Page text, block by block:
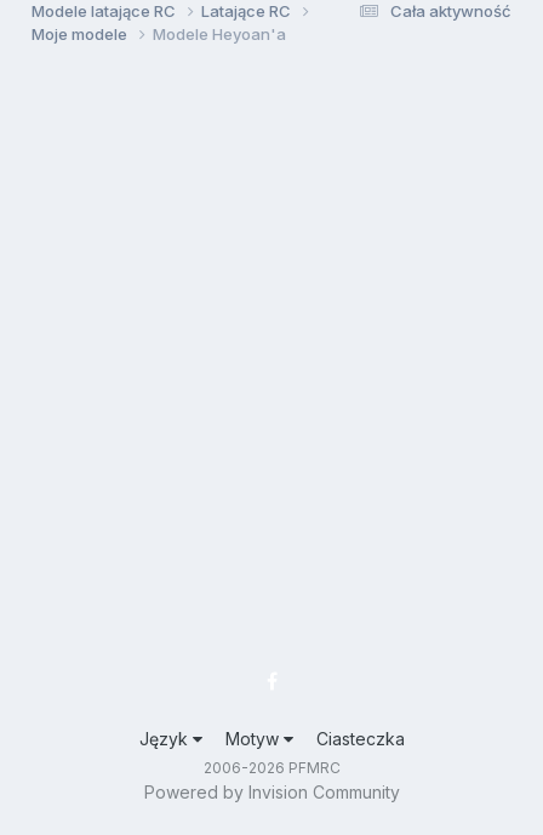
Cała aktywność
Modele latające RC
Latające RC
Moje modele
Modele Heyoan'a
Język Motyw Ciasteczka
2006-2026 PFMRC
Powered by Invision Community